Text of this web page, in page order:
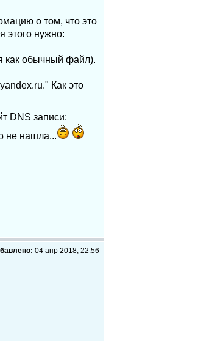
о том, что это
этого нужно:
как обычный файл).
Как это
DNS записи:
не нашла...
04 апр 2018, 22:56